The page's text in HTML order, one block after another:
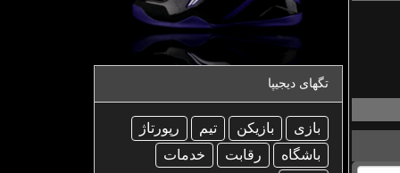
تگهای دیجیپا
بازی بازیكن تیم
رپورتاژ
باشگاه
رقابت
خدمات